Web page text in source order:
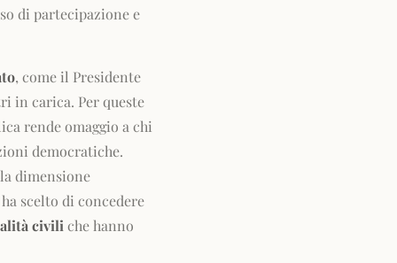
di partecipazione e
, come il Presidente
in carica. Per queste
rende omaggio a chi
democratiche.
dimensione
scelto di concedere
civili che hanno